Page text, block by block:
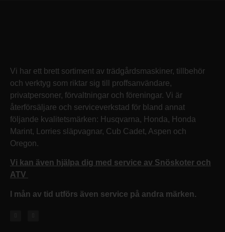
Vi har ett brett sortiment av trädgårdsmaskiner, tillbehör
och verktyg som riktar sig till proffsanvändare,
privatpersoner, förvaltningar och föreningar. Vi är
återförsäljare och serviceverkstad för bland annat
följande kvalitetsmärken: Husqvarna, Honda, Honda
Marint, Lorries släpvagnar, Cub Cadet, Aspen och
Oregon.
Vi kan även hjälpa dig med service av Snöskoter och
ATV
I mån av tid utförs även service på andra märken.